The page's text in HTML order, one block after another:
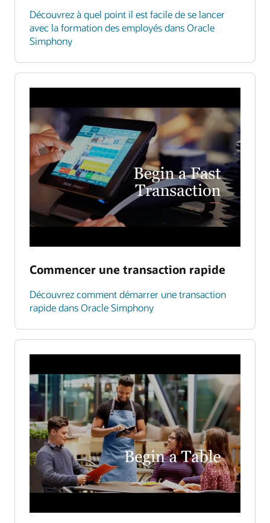
Découvrez à quel point il est facile de se lancer
avec la formation des employés dans Oracle
Simphony
Commencer une transaction rapide
Découvrez comment démarrer une transaction
rapide dans Oracle Simphony